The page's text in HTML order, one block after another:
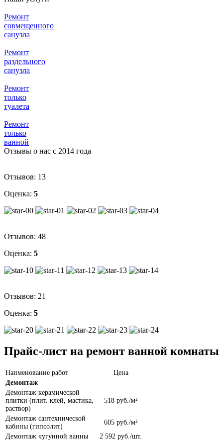
Ремонт
совмещенного
санузла
Ремонт
раздельного
санузла
Ремонт
только
туалета
Ремонт
только
ванной
Отзывы о нас с 2014 года
Отзывов: 13
Оценка: 5
Отзывов: 48
Оценка: 5
Отзывов: 21
Оценка: 5
Прайс-лист на ремонт ванной комнаты
Наименование работ
Цена
Демонтаж
Демонтаж керамической
плитки (плит. клей, мастика,
раствор)
518 руб./м²
Демонтаж сантехнической
кабины (гипсолит)
605 руб./м²
Демонтаж чугунной ванны
2 592 руб./шт.